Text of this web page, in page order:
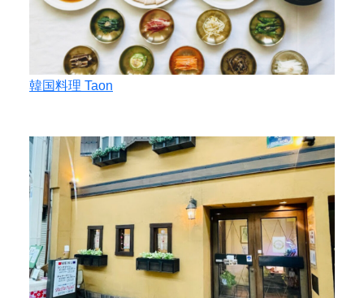
韓国料理 Taon